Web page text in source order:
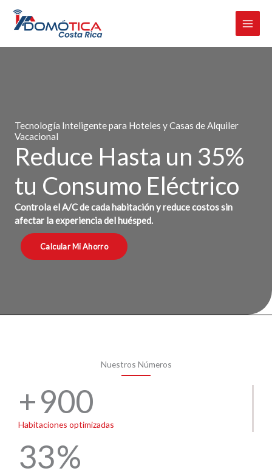
Omitir
Tecnología Inteligente para Hoteles y Casas de Alquiler
Vacacional
Reduce Hasta un 35%
tu Consumo Eléctrico
Controla el A/C de cada habitación y reduce costos sin
afectar la experiencia del huésped.
Calcular Mi Ahorro
Nuestros Números
900
Habitaciones optimizadas
33